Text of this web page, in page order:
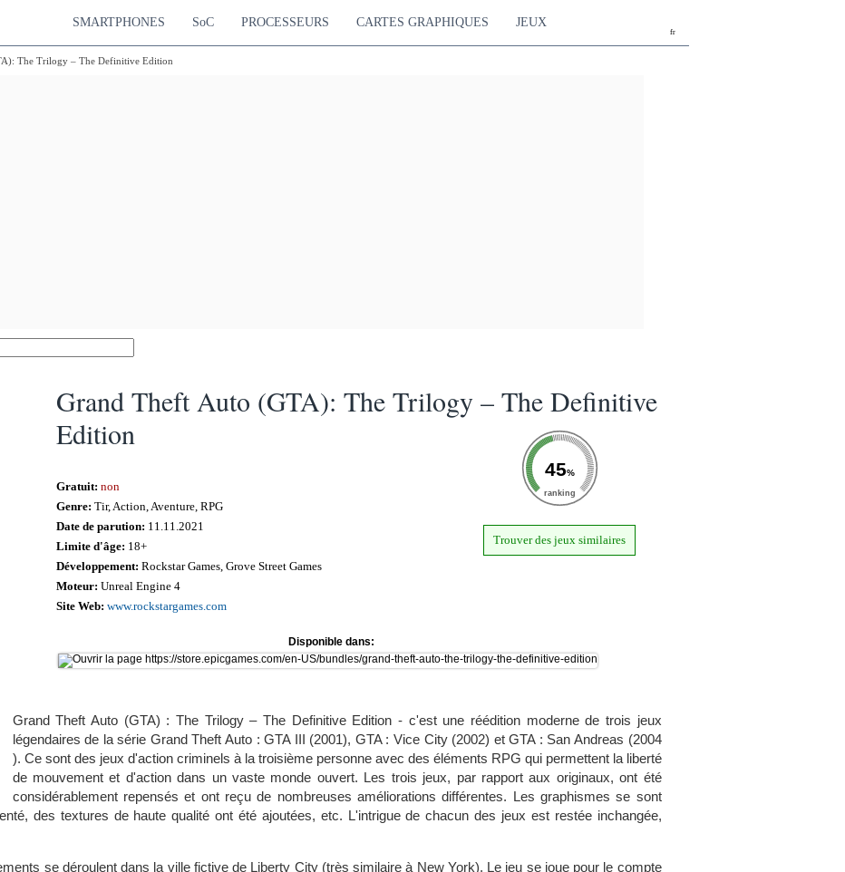
fr
SMARTPHONES SoC PROCESSEURS CARTES GRAPHIQUES JEUX
The Trilogy – The Definitive Edition
Grand Theft Auto (GTA): The Trilogy – The Definitive
Edition
45%
ranking
Trouver des jeux similaires
Gratuit: non
Genre: Tir, Action, Aventure, RPG
Date de parution: 11.11.2021
Limite d'âge: 18+
Développement: Rockstar Games, Grove Street Games
Moteur: Unreal Engine 4
Site Web: www.rockstargames.com
Disponible dans:
Grand Theft Auto (GTA) : The Trilogy – The Definitive Edition - c'est une réédition moderne de trois jeux
légendaires de la série Grand Theft Auto : GTA III (2001), GTA : Vice City (2002) et GTA : San Andreas (2004
). Ce sont des jeux d'action criminels à la troisième personne avec des éléments RPG qui permettent la liberté
de mouvement et d'action dans un vaste monde ouvert. Les trois jeux, par rapport aux originaux, ont été
considérablement repensés et ont reçu de nombreuses améliorations différentes. Les graphismes se sont
des textures de haute qualité ont été ajoutées, etc. L'intrigue de chacun des jeux est restée inchangée,
se déroulent dans la ville fictive de Liberty City (très similaire à New York). Le jeu se joue pour le compte